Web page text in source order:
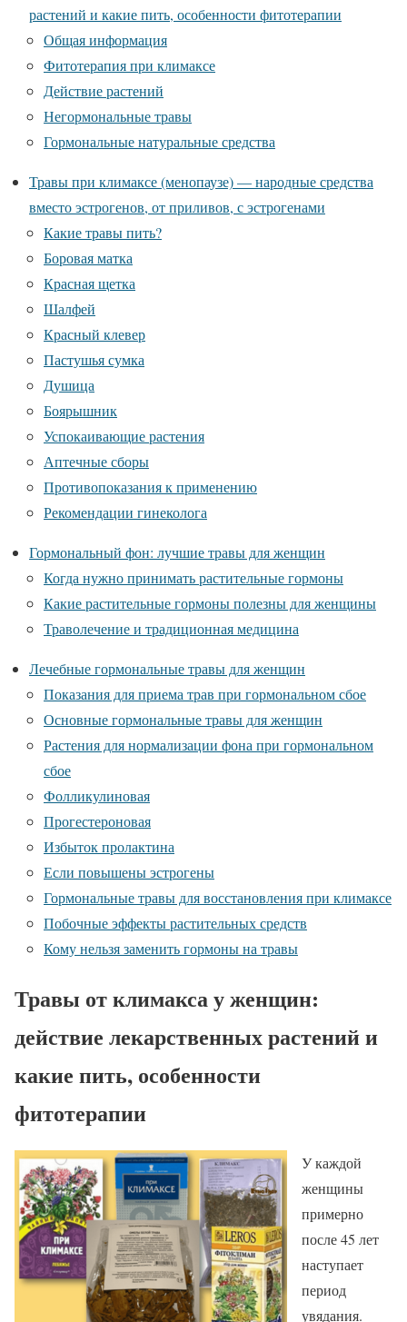
растений и какие пить, особенности фитотерапии
Общая информация
Фитотерапия при климаксе
Действие растений
Негормональные травы
Гормональные натуральные средства
Травы при климаксе (менопаузе) — народные средства
вместо эстрогенов, от приливов, с эстрогенами
Какие травы пить?
Боровая матка
Красная щетка
Шалфей
Красный клевер
Пастушья сумка
Душица
Боярышник
Успокаивающие растения
Аптечные сборы
Противопоказания к применению
Рекомендации гинеколога
Гормональный фон: лучшие травы для женщин
Когда нужно принимать растительные гормоны
Какие растительные гормоны полезны для женщины
Траволечение и традиционная медицина
Лечебные гормональные травы для женщин
Показания для приема трав при гормональном сбое
Основные гормональные травы для женщин
Растения для нормализации фона при гормональном
сбое
Фолликулиновая
Прогестероновая
Избыток пролактина
Если повышены эстрогены
Гормональные травы для восстановления при климаксе
Побочные эффекты растительных средств
Кому нельзя заменить гормоны на травы
Травы от климакса у женщин:
действие лекарственных растений и
какие пить, особенности
фитотерапии
У каждой
женщины
примерно
после 45 лет
наступает
период
увядания.